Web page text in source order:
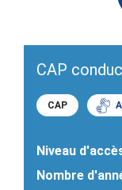
CAP
CAP
Niveau
Nombre